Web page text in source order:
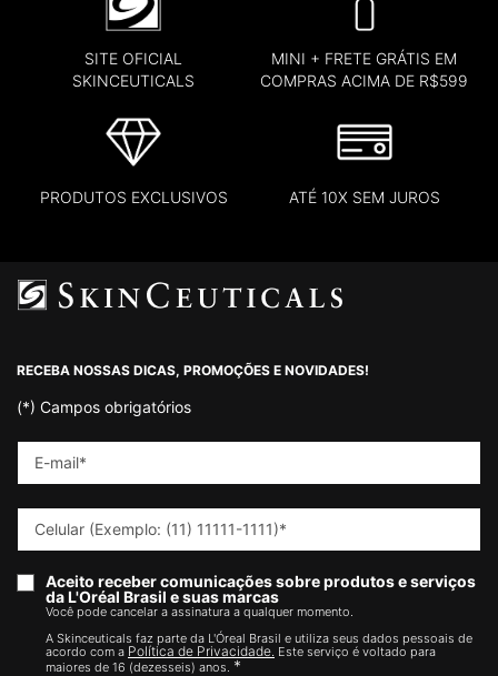
SITE OFICIAL
SKINCEUTICALS
MINI + FRETE GRÁTIS EM
COMPRAS ACIMA DE R$599
PRODUTOS EXCLUSIVOS ATÉ 10X SEM JUROS
RECEBA NOSSAS DICAS, PROMOÇÕES E NOVIDADES!
(*) Campos obrigatórios
E-mail*
Celular (Exemplo: (11) 11111-1111)*
Aceito receber comunicações sobre produtos e serviços
da L'Oréal Brasil e suas marcas
Você pode cancelar a assinatura a qualquer momento.​
A Skinceuticals faz parte da L'Óreal Brasil e utiliza seus dados pessoais de
acordo com a Política de Privacidade. Este serviço é voltado para
maiores de 16 (dezesseis) anos. *